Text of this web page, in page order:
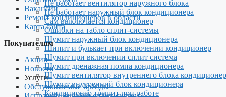
Не работает вентилятор наружного блока
Не работает наружный блок кондиционера
Сам выключается кондиционер
Ошибки на табло сплит-системы
Шумит наружный блок кондиционера
Шипит и булькает при включении кондиционер
Шумит при включении сплит система
Шумит дренажная помпа кондиционера
Шумит вентилятор внутреннего блока
Шумит внутренний блок кондиционера
Кондиционер трещит при работе
Вакансии
Ремонт кондиционеров в области
Карта сайта
Покупателям
Акции
Новости
Услуги
Обслуживаемые бренды